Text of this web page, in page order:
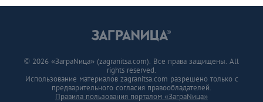
© 2026 «ЗаграNица» (zagranitsa.com). Все права защищены. All
rights reserved.
Использование материалов zagranitsa.com разрешено только с
предварительного согласия правообладателей.
Правила пользования порталом «ЗаграNица»